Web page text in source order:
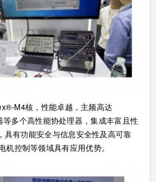
M4核，性能卓越，主频高达
多个高性能协处理器，集成丰富且性
有功能安全与信息安全性及高可靠
控制等领域具有应用优势。